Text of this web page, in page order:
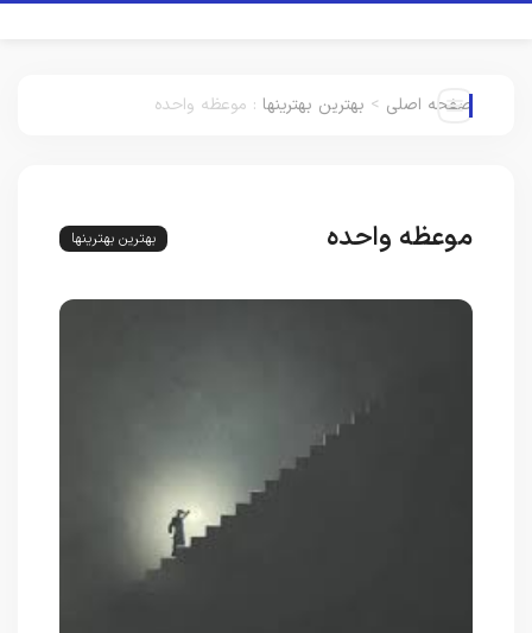
صفحه اصلی > بهترین بهترینها : موعظه واحده
موعظه واحده بهترین بهترینها